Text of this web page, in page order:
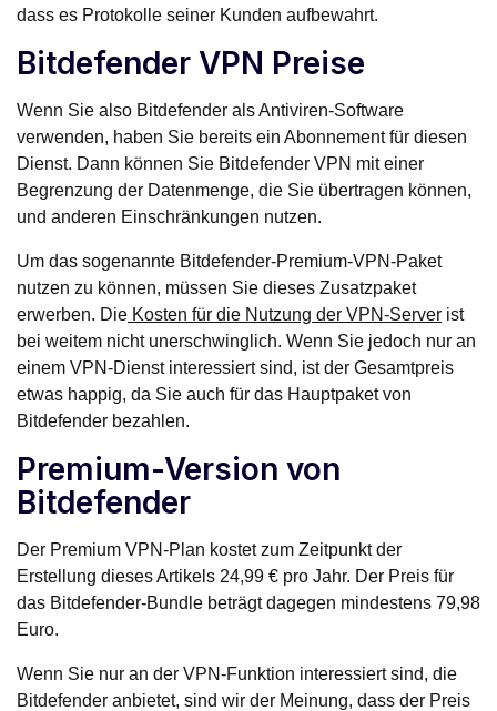
dass es Protokolle seiner Kunden aufbewahrt.
Bitdefender VPN Preise
Wenn Sie also Bitdefender als Antiviren-Software
verwenden, haben Sie bereits ein Abonnement für diesen
Dienst. Dann können Sie Bitdefender VPN mit einer
Begrenzung der Datenmenge, die Sie übertragen können,
und anderen Einschränkungen nutzen.
Um das sogenannte Bitdefender-Premium-VPN-Paket
nutzen zu können, müssen Sie dieses Zusatzpaket
erwerben. Die Kosten für die Nutzung der VPN-Server ist
bei weitem nicht unerschwinglich. Wenn Sie jedoch nur an
einem VPN-Dienst interessiert sind, ist der Gesamtpreis
etwas happig, da Sie auch für das Hauptpaket von
Bitdefender bezahlen.
Premium-Version von
Bitdefender
Der Premium VPN-Plan kostet zum Zeitpunkt der
Erstellung dieses Artikels 24,99 € pro Jahr. Der Preis für
das Bitdefender-Bundle beträgt dagegen mindestens 79,98
Euro.
Wenn Sie nur an der VPN-Funktion interessiert sind, die
Bitdefender anbietet, sind wir der Meinung, dass der Preis